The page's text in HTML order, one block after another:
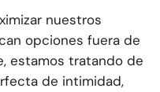
nuestros
opciones fuera de
estamos tratando de
de intimidad,